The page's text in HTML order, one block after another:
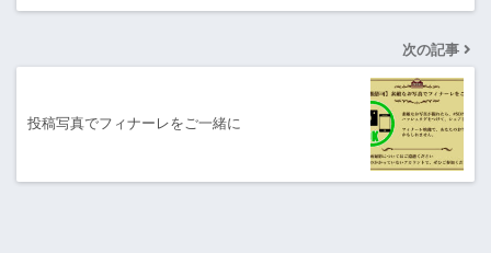
次の記事
投稿写真でフィナーレをご一緒に